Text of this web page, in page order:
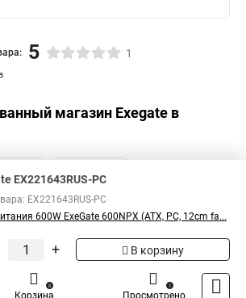
5 1
магазин Exegate в
EX221643RUS-PC
EX221643RUS-PC
600W ExeGate 600NPX (ATX, PC, 12cm fa...
+ В корзину
Корзина
0
Просмотрено
1